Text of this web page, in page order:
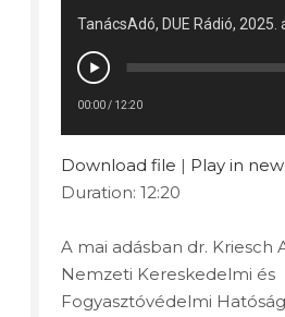
TanácsAdó, DUE Rádió, 2025.
00:00/ 12:20
Download file | Play in
Duration: 12:20
A mai adásban dr. Kriesch
Nemzeti Kereskedelmi és
Fogyasztóvédelmi Hatóság